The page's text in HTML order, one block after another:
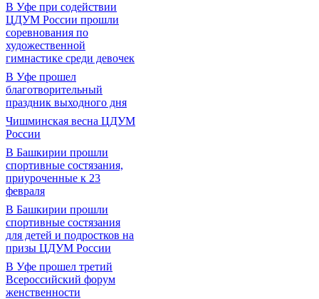
В Уфе при содействии
ЦДУМ России прошли
соревнования по
художественной
гимнастике среди девочек
В Уфе прошел
благотворительный
праздник выходного дня
Чишминская весна ЦДУМ
России
В Башкирии прошли
спортивные состязания,
приуроченные к 23
февраля
В Башкирии прошли
спортивные состязания
для детей и подростков на
призы ЦДУМ России
В Уфе прошел третий
Всероссийский форум
женственности